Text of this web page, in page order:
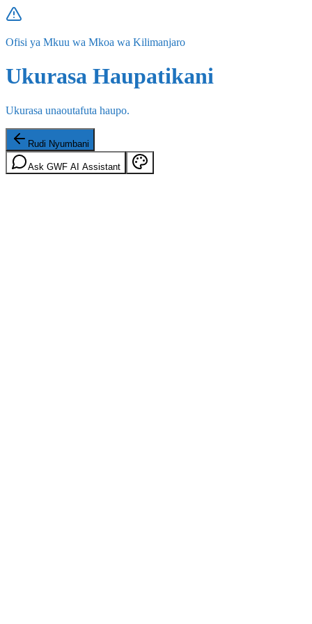
Ofisi ya Mkuu wa Mkoa wa Kilimanjaro
Ukurasa Haupatikani
Ukurasa unaoutafuta haupo.
Rudi Nyumbani
Ask GWF AI Assistant